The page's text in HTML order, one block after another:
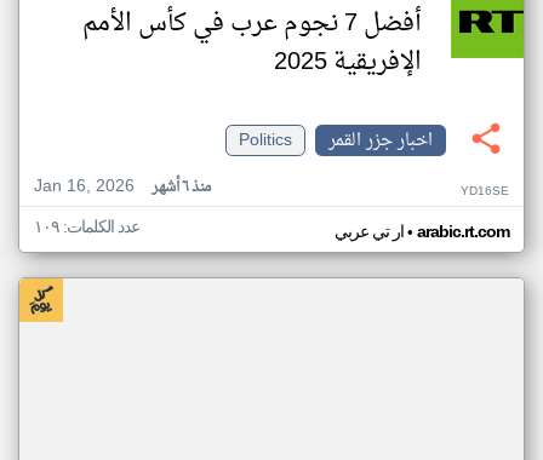
أفضل 7 نجوم عرب في كأس الأمم
الإفريقية 2025
اخبار جزر القمر
Politics
Jan 16, 2026
منذ ٦ أشهر YD16SE
ار تي عربي• arabic.rt.com عدد الكلمات: ١٠٩